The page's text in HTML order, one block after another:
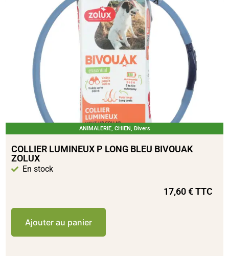
ANIMALERIE, CHIEN, Divers
COLLIER LUMINEUX P LONG BLEU BIVOUAK
ZOLUX
En stock
17,60€TTC
Ajouter au panier